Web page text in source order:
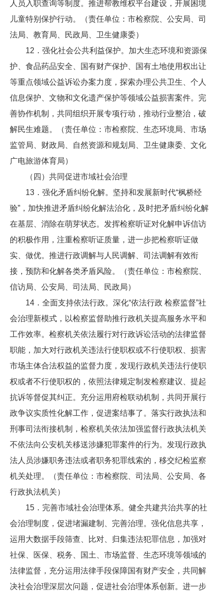
人员入职查询等制度。推进帮教维权平台建设，开展困境
儿童特别保护行动。（责任单位：市检察院、公安局、司
法局、教育局、民政局、卫生健康委）
12．强化社会公共利益保护。加大生态环境和资源保
护、食品药品安全、国有财产保护、国有土地使用权出让
等重点领域公益诉讼办案力度，探索办理公共卫生、个人
信息保护、文物和文化遗产保护等领域公益损害案件。完
善协作机制，共同组织开展专项行动，推动行业整治，破
解民生难题。（责任单位：市检察院、生态环境局、市场
监管局、财政局、自然资源和规划局、卫生健康委、文化
广电旅游体育局）
（四）共同促进市域社会治理
13．强化矛盾纠纷化解。坚持和发展新时代“枫桥经
验”，加快推进矛盾纠纷化解法治化，及时把矛盾纠纷化解
在基层、消除在萌芽状态。发挥检察听证对化解申诉信访
的积极作用，注重检察听证质量，进一步把检察听证做
实、做优。推进行政调解与人民调解、司法调解有效衔
接，预防和化解各类矛盾风险。（责任单位：市检察院、
信访局、公安局、司法局、民政局）
14．全面支持依法行政。深化“依法行政 检察监督”社
会治理新模式，以检察监督助推行政机关提高服务水平和
工作效率。检察机关依法履行对行政诉讼活动的法律监督
职能，加大对行政机关违法行使职权或不行使职权、损害
市场主体合法权益的监督力度，发现行政机关违法行使职
权或者不行使职权的，依照法律规定制发检察建议、提起
抗诉等督促其纠正。充分运用府检联动机制，共同开展行
政争议实质性化解工作，促进案结事了。落实行政执法和
刑事司法衔接机制，检察机关依法加强监督行政执法机关
不依法向公安机关移送涉嫌犯罪案件的行为。发现行政执
法人员涉嫌职务违法或者职务犯罪线索的，移交纪检监察
机关处理。（责任单位：市检察院、司法局、公安局、各
行政执法机关）
15．完善市域社会治理体系。健全共建共治共享的社
会治理制度，促进堵漏建制、完善治理。强化信息共享，
运用大数据手段筛查、比对、归集违法犯罪信息，加强对
社保、医保、税务、国土、市场监督、生态环境等领域的
法律监督，充分运用法律手段保障国有财产安全，共同解
决社会治理深层次问题，促进社会治理体系创新。进一步